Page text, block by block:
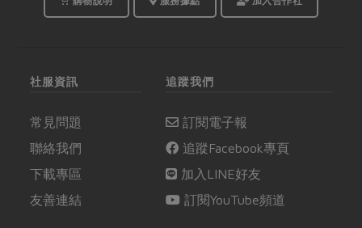
社服資訊
常見問題
聯絡我們
下載專區
友善連結
追蹤我們
訂閱電子報
追蹤Facebook專頁
加入LINE好友
訂閱YouTube頻道